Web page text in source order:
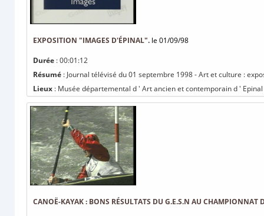
EXPOSITION "IMAGES D'ÉPINAL". le 01/09/98
Durée : 00:01:12
Résumé : Journal télévisé du 01 septembre 1998 - Art et culture :
Lieux : Musée départemental d ' Art ancien et contemporain d ' Epinal
CANOË-KAYAK : BONS RÉSULTATS DU G.E.S.N AU CHAMPIONNAT